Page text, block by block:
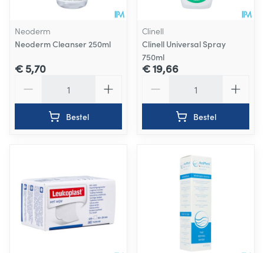
Neoderm
Neoderm Cleanser 250ml
€ 5,70
Bestel
Clinell
Clinell Universal Spray
750ml
€ 19,66
Bestel